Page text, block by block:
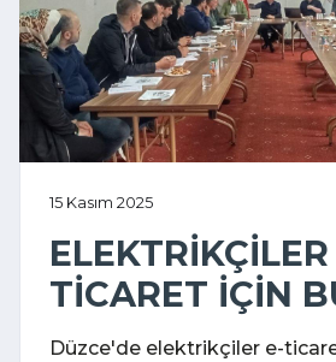
15 Kasım 2025
ELEKTRİKÇİLER
TİCARET İÇİN
Düzce'de elektrikçiler e-